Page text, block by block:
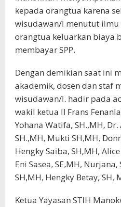
kepada orangtua karena
wisudawan/I menutut
orangtua keluarkan biaya
membayar SPP.
Dengan demikian saat ini
akademik, dosen dan staf
wisudawan/I. hadir pada
wakil ketua II Frans
Yohana Watifa, SH.,MH,
SH.,MH, Mukti SH,MH,
Hengky Saiba, SH,MH,
Eni Sasea, SE,MH, Nurjana,
SH,MH, Hengky Betay, SH,
Ketua Yayasan STIH